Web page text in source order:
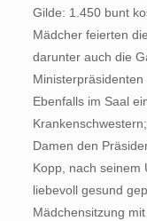
Gilde: 1.450 bunt
Mädcher feierten
darunter auch die
Ebenfalls im Saal
Damen den
Kopp, nach seinem
liebevoll gesund
Mädchensitzung